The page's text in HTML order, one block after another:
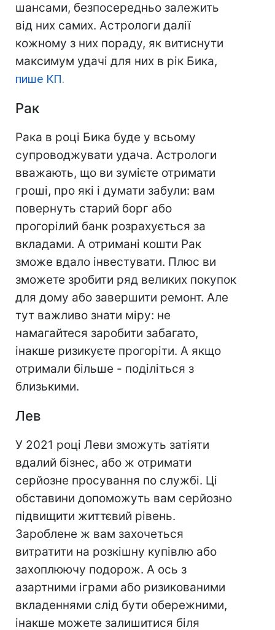
шансами, безпосередньо залежить
від них самих. Астрологи далії
кожному з них пораду, як витиснути
максимум удачі для них в рік Бика,
пише КП.
Рак
Рака в році Бика буде у всьому
супроводжувати удача. Астрологи
вважають, що ви зумієте отримати
гроші, про які і думати забули: вам
повернуть старий борг або
прогорілий банк розрахується за
вкладами. А отримані кошти Рак
зможе вдало інвестувати. Плюс ви
зможете зробити ряд великих покупок
для дому або завершити ремонт. Але
тут важливо знати міру: не
намагайтеся заробити забагато,
інакше ризикуєте прогоріти. А якщо
отримали більше - поділіться з
близькими.
Лев
У 2021 році Леви зможуть затіяти
вдалий бізнес, або ж отримати
серйозне просування по службі. Ці
обставини допоможуть вам серйозно
підвищити життєвий рівень.
Зароблене ж вам захочеться
витратити на розкішну купівлю або
захоплюючу подорож. А ось з
азартними іграми або ризикованими
вкладеннями слід бути обережними,
інакше можете залишитися біля